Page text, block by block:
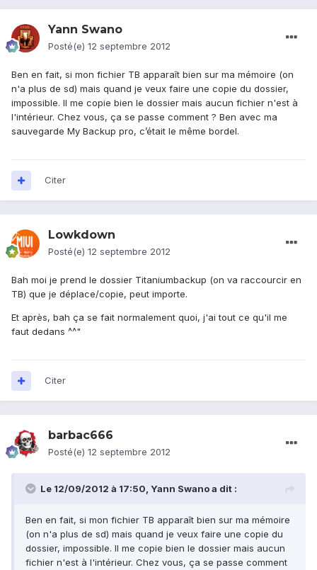
Yann Swano
Posté(e) 12 septembre 2012
Ben en fait, si mon fichier TB apparaît bien sur ma mémoire (on
n'a plus de sd) mais quand je veux faire une copie du dossier,
impossible. Il me copie bien le dossier mais aucun fichier n'est à
l'intérieur. Chez vous, ça se passe comment ? Ben avec ma
sauvegarde My Backup pro, c’était le même bordel.
Citer
Lowkdown
Posté(e) 12 septembre 2012
Bah moi je prend le dossier Titaniumbackup (on va raccourcir en
TB) que je déplace/copie, peut importe.
Et après, bah ça se fait normalement quoi, j'ai tout ce qu'il me
faut dedans ^^"
Citer
barbac666
Posté(e) 12 septembre 2012
Le 12/09/2012 à 17:50, Yann Swano a dit :
Ben en fait, si mon fichier TB apparaît bien sur ma mémoire
(on n'a plus de sd) mais quand je veux faire une copie du
dossier, impossible. Il me copie bien le dossier mais aucun
fichier n'est à l'intérieur. Chez vous, ça se passe comment